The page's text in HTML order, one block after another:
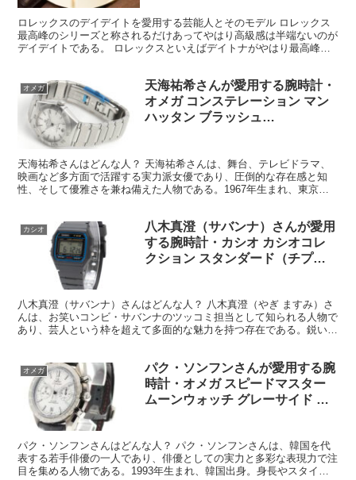
ロレックスのデイデイトを愛用する芸能人とそのモデル ロレックス
最高峰のシリーズと称されるだけあってやはり高級感は半端ないのが
デイデイトである。 ロレックスといえばデイトナがやはり最高峰と
オメガ
天海祐希さんが愛用する腕時計・
オメガ コンステレーション マン
ハッタン ブラッシュ
天海祐希さんはどんな人？ 天海祐希さんは、舞台、テレビドラマ、
映画など多方面で活躍する実力派女優であり、圧倒的な存在感と知
性、そして優雅さを兼ね備えた人物である。1967年生まれ、東京都
カシオ
八木真澄（サバンナ）さんが愛用
する腕時計・カシオ カシオコレ
クション スタンダード（チプカ
八木真澄（サバンナ）さんはどんな人？ 八木真澄（やぎ ますみ）さ
んは、お笑いコンビ・サバンナのツッコミ担当として知られる人物で
あり、芸人という枠を超えて多面的な魅力を持つ存在である。鋭いツ
オメガ
パク・ソンフンさんが愛用する腕
時計・オメガ スピードマスター
ムーンウォッチ グレーサイド オ
パク・ソンフンさんはどんな人？ パク・ソンフンさんは、韓国を代
表する若手俳優の一人であり、俳優としての実力と多彩な表現力で注
目を集める人物である。1993年生まれ、韓国出身。身長やスタイル